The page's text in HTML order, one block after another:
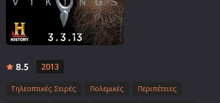
8.5 2013
Τηλεοπτικές Σειρές Πολεμικές Περιπέτειες